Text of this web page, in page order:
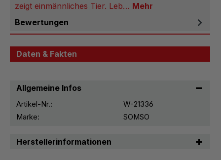
zeigt einmännliches Tier. Leb… Mehr
Bewertungen
Daten & Fakten
Allgemeine Infos
Artikel-Nr.:
W-21336
Marke:
SOMSO
Herstellerinformationen